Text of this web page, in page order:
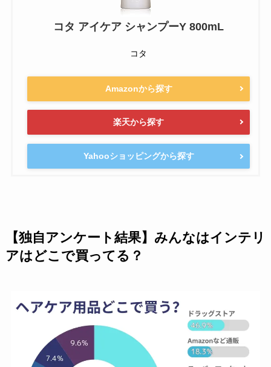
コタ アイケア シャンプーY 800mL
コタ
Amazonから探す
楽天から探す
Yahooショッピングから探す
【独自アンケート結果】みんなはインテリ
アはどこで買ってる？